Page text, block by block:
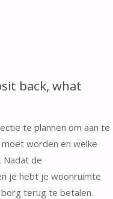
back, what
te plannen om aan te
worden en welke
Nadat de
je hebt je woonruimte
terug te betalen.